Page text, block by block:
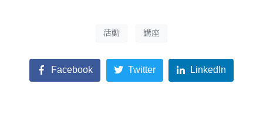
活動 講座
Facebook Twitter LinkedIn